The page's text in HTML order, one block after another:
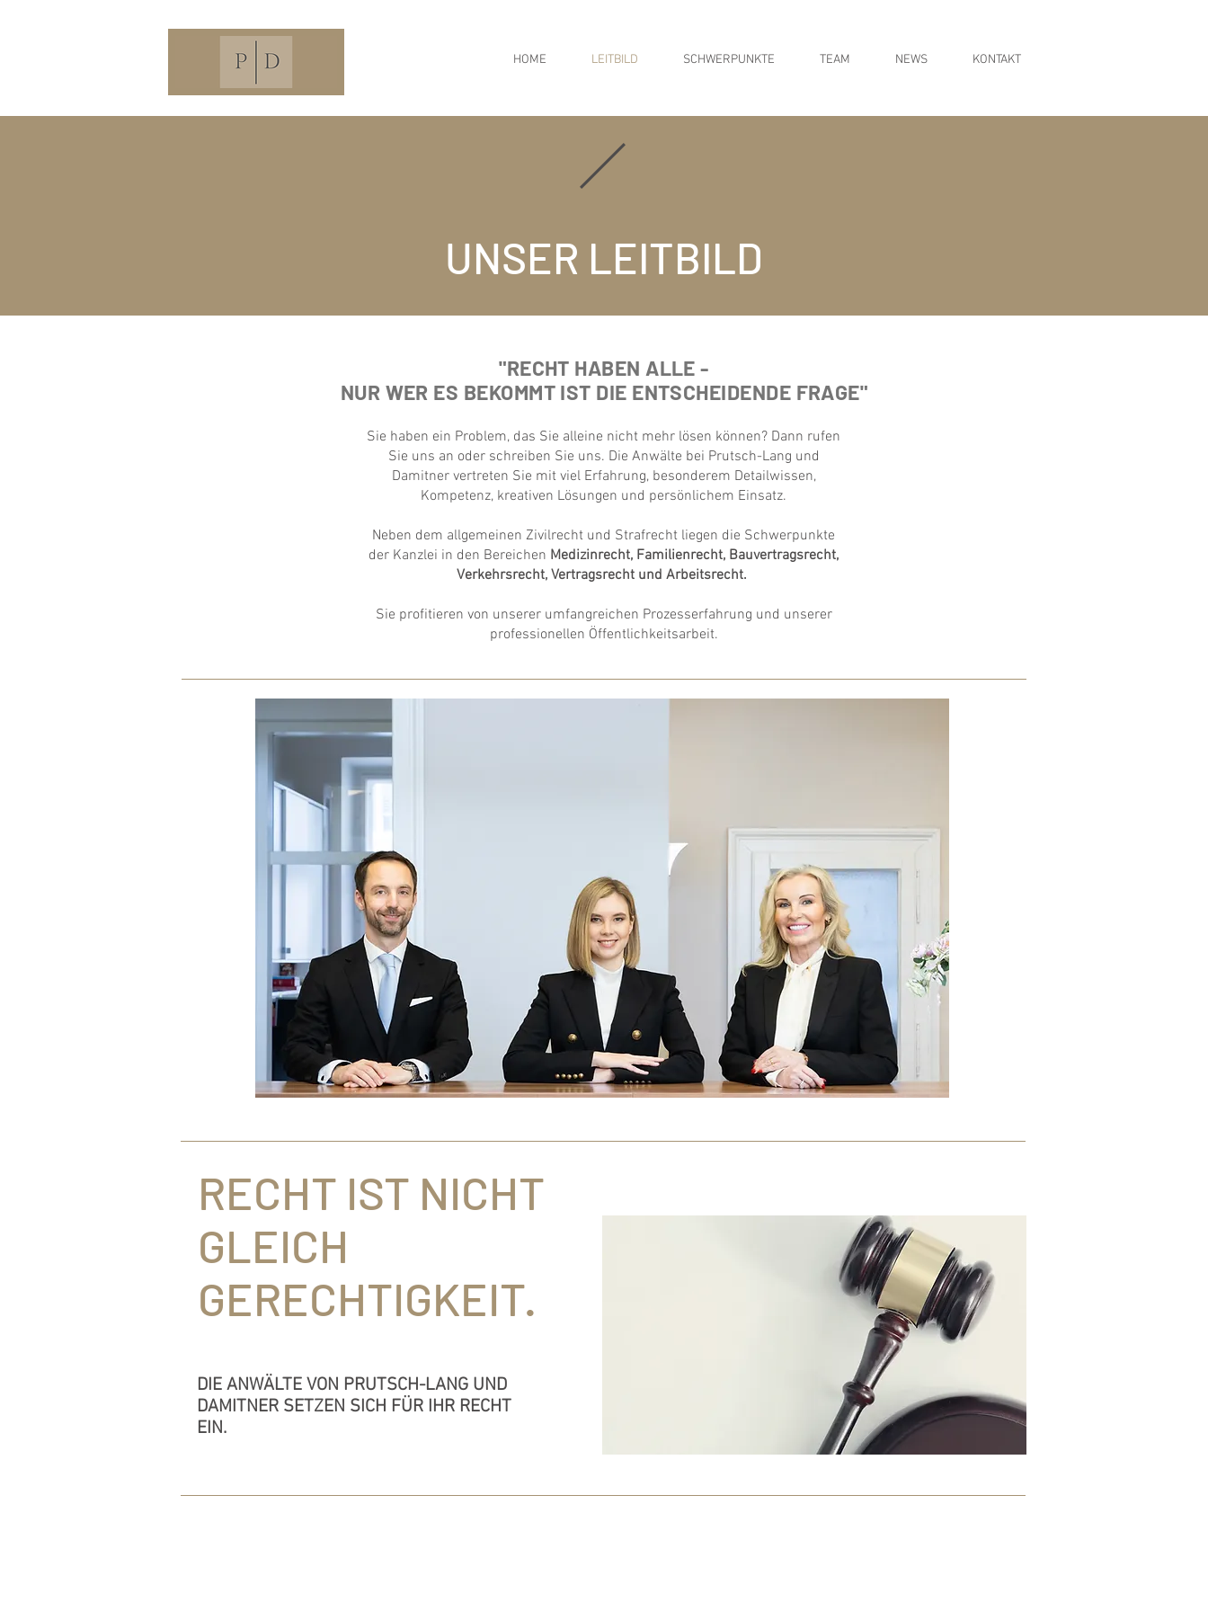
HOME LEITBILD SCHWERPUNKTE TEAM NEWS KONTAKT
UNSER LEITBILD
"RECHT HABEN ALLE -
NUR WER ES BEKOMMT IST DIE ENTSCHEIDENDE FRAGE"
Sie haben ein Problem, das Sie alleine nicht mehr lösen können? Dann rufen
Sie uns an oder schreiben Sie uns. Die Anwälte bei Prutsch-Lang und
Damitner vertreten Sie mit viel Erfahrung, besonderem Detailwissen,
Kompetenz, kreativen Lösungen und persönlichem Einsatz.
Neben dem allgemeinen Zivilrecht und Strafrecht liegen die Schwerpunkte
der Kanzlei in den Bereichen Medizinrecht, Familienrecht, Bauvertragsrecht,
Verkehrsrecht, Vertragsrecht und Arbeitsrecht.
Sie profitieren von unserer umfangreichen Prozesserfahrung und unserer
professionellen Öffentlichkeitsarbeit.
RECHT IST NICHT
GLEICH
GERECHTIGKEIT.
DIE ANWÄLTE VON PRUTSCH-LANG UND
DAMITNER SETZEN SICH FÜR IHR RECHT
EIN.